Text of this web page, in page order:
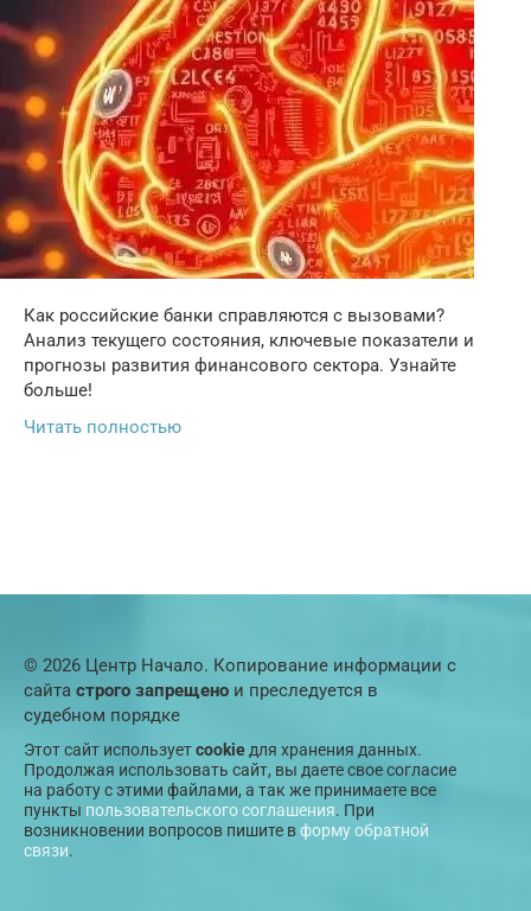
Как российские банки справляются с вызовами?
Анализ текущего состояния, ключевые показатели и
прогнозы развития финансового сектора. Узнайте
больше!
Читать полностью
© 2026 Центр Начало. Копирование информации с
сайта строго запрещено и преследуется в
судебном порядке
Этот сайт используетcookie для хранения данных.
Продолжая использовать сайт, вы даете свое согласие
на работу с этими файлами, а так же принимаете все
пункты пользовательского соглашения. При
возникновении вопросов пишите вформу обратной
связи.